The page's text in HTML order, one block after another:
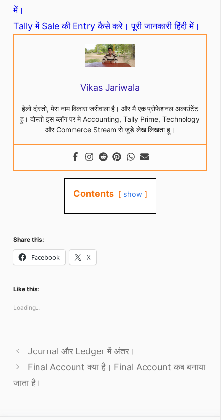
में।
Tally में Sale की Entry कैसे करे। पूरी जानकारी हिंदी में।
Vikas Jariwala
हेलो दोस्तो, मेरा नाम विकास जरीवाला है। और मै एक प्रोफेशनल अकाउंटेंट
हु। दोस्तो इस ब्लॉग पर मे Accounting, Tally Prime, Technology
और Commerce Stream से जुड़े लेख लिखता हू।
Contents show
Share this:
Facebook X
Like this:
Loading...
Journal और Ledger में अंतर।
Final Account क्या है। Final Account कब बनाया
जाता है।